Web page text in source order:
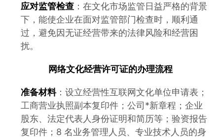
应对监管检查 ：在文化市场监管日益严格的背景
下，能使企业在面对监管部门检查时，顺利通
过，避免因无证经营带来的法律风险和经营困
扰。
网络文化经营许可证的办理流程
准备材料：设立经营性互联网文化单位申请表；
工商营业执照副本复印件；公司*新章程；企业
股东、法定代表人身份证明和简历等；验资报告
复印件；8 名业务管理人员、专业技术人员的身